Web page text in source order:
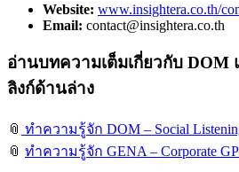
Website: www.insightera.co.th/
Email: contact@insightera.co.th
อ่านบทความเต็มเกี่ยวกับ DOM
ลิงก์ด้านล่าง
📎 ทำความรู้จัก DOM – Social
📎 ทำความรู้จัก GENA – Corporate